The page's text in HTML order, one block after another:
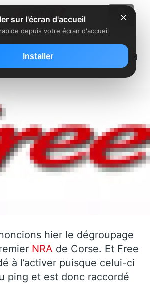
Corse de Free déjà
hier le dégroupage
NRA de Corse. Et Free
à l’activer puisque celui-ci
ping et est donc raccordé
✕
sur l'écran d'accueil
depuis votre écran d'accueil
Installer